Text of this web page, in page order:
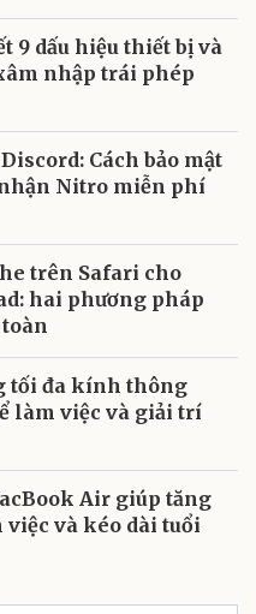
9 dấu hiệu thiết bị và
nhập trái phép
Cách bảo mật
Nitro miễn phí
trên Safari cho
hai phương pháp
tối đa kính thông
làm việc và giải trí
Air giúp tăng
việc và kéo dài tuổi